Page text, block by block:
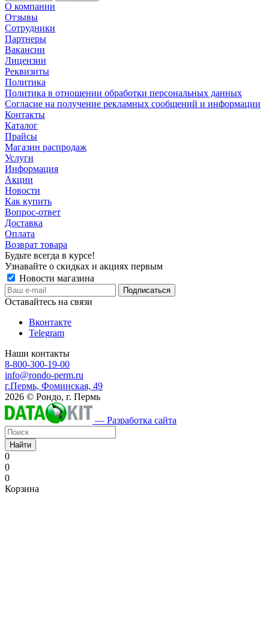
О компании
Отзывы
Сотрудники
Партнеры
Вакансии
Лицензии
Реквизиты
Политика
Политика в отношении обработки персональных данных
Согласие на получение рекламных сообщений и информации
Контакты
Каталог
Прайсы
Магазин распродаж
Услуги
Информация
Акции
Новости
Как купить
Вопрос-ответ
Доставка
Оплата
Возврат товара
Будьте всегда в курсе!
Узнавайте о скидках и акциях первым
Новости магазина
Оставайтесь на связи
Вконтакте
Telegram
Наши контакты
8-800-300-19-00
info@rondo-perm.ru
г.Пермь, Фоминская, 49
2026 © Рондо, г. Пермь
— Разработка сайта
Найти
0
0
0
Корзина